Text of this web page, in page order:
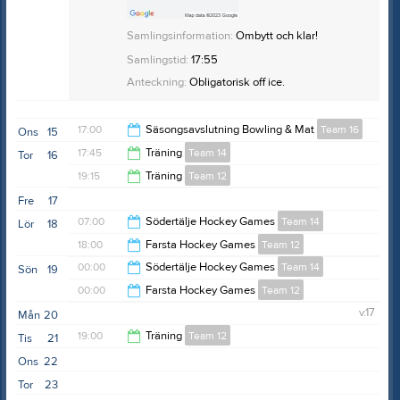
Samlingsinformation: Ombytt och klar!
Samlingstid: 17:55
Anteckning: Obligatorisk off ice.
15
Ons 17:00 Säsongsavslutning Bowling & Mat Team 16
20:00
16
Tor 17:45 Träning Team 14
19:15 Träning Team 12
20:15
17
Fre
18
Lör 07:00 Södertälje Hockey Games Team 14
00:00
18:00 Farsta Hockey Games Team 12
00:00
19
Sön 00:00 Södertälje Hockey Games Team 14
00:00 Farsta Hockey Games Team 12
19:00
20
Mån
v.17
21
Tis 19:00 Träning Team 12
22
Ons
23
Tor